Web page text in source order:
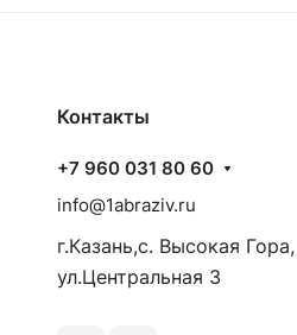
Контакты
+7 960 031 80 60
info@1abraziv.ru
г.Казань,с. Высокая Гора,
ул.Центральная 3